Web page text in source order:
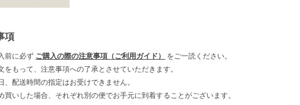
項
前に必ず ご購入の際の注意事項（ご利用ガイド）
をご一読ください。
をもって、注意事項への了承とさせていただきます。
、配送時間の指定はお受けできません。
買いした場合、それぞれ別の便でお手元に到着することがございます。